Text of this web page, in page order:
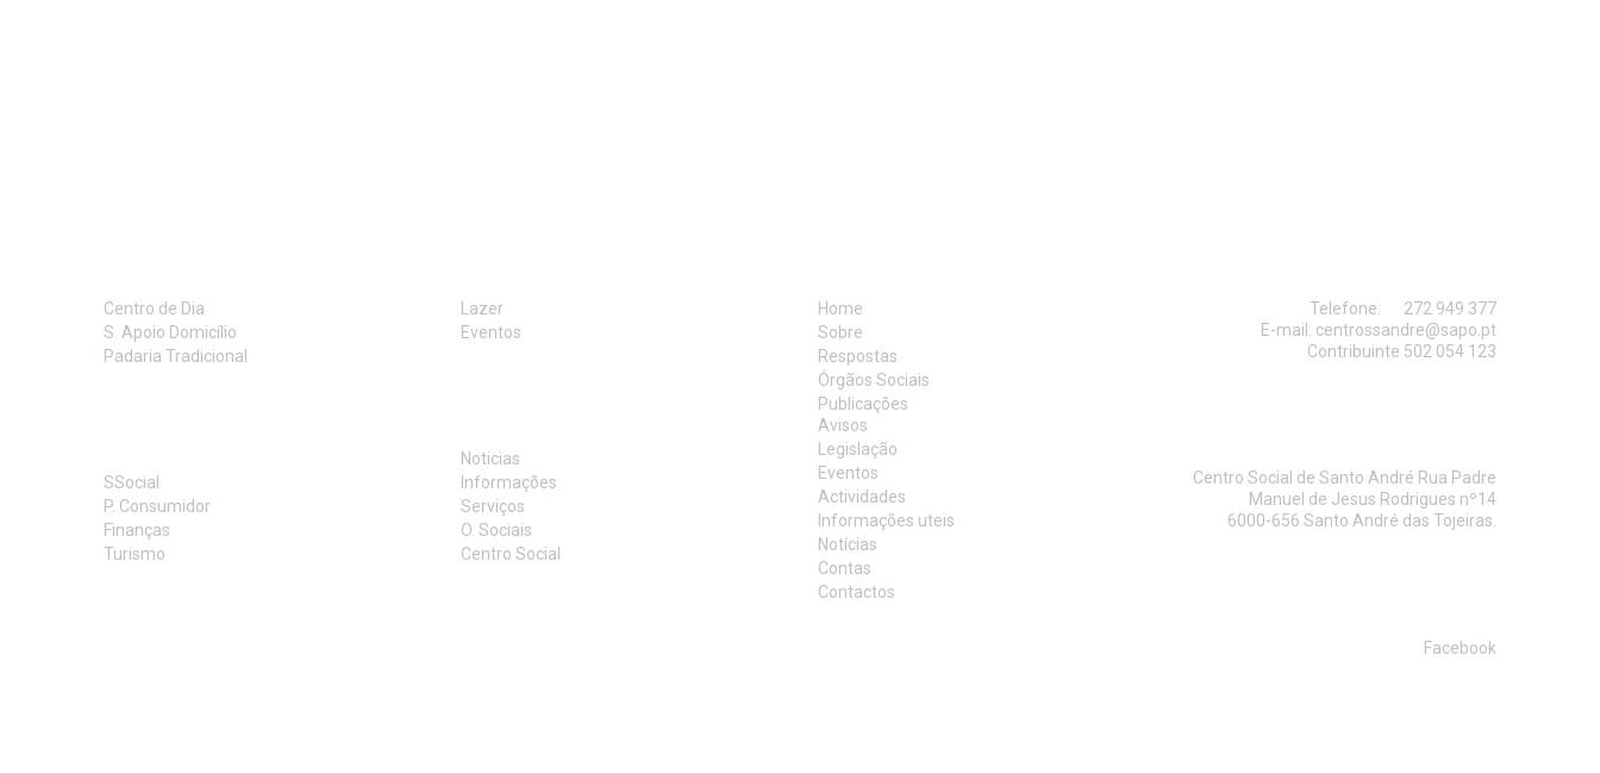
Centro de Dia
S. Apoio Domicílio
Padaria Tradicional
SSocial
P. Consumidor
Finanças
Turismo
Lazer
Eventos
Noticias
Informações
Serviços
O. Sociais
Centro Social
Home
Sobre
Respostas
Órgãos Sociais
Publicações
Avisos
Legislação
Eventos
Actividades
Informações uteis
Notícias
Contas
Contactos
Telefone:
272 949 377
E-mail: centrossandre@sapo.pt
Contribuinte 502 054 123
Centro Social de Santo André Rua Padre
Manuel de Jesus Rodrigues nº14
6000-656 Santo André das Tojeiras.
Facebook